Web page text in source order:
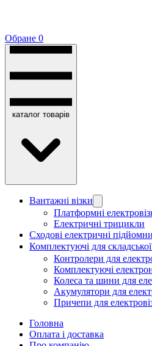
Обране 0
каталог товарів
Вантажні візки
Платформні
Електричні трицикли
Сходові електричні
Комплектуючі для
Контролери для
Комплектуючі
Колеса та шини для
Акумулятори для
Причепи для
Головна
Оплата і доставка